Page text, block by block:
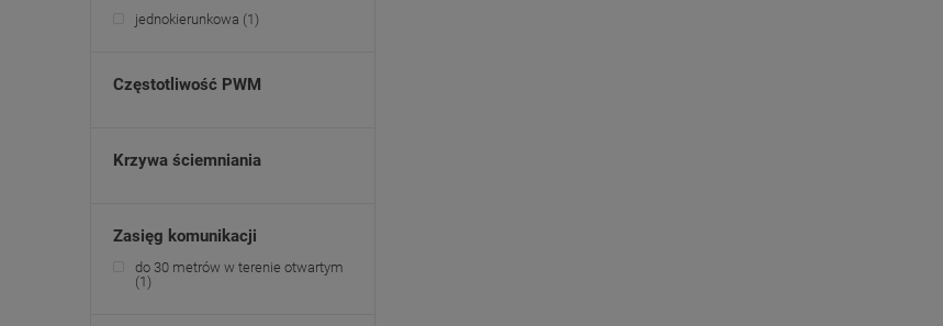
jednokierunkowa (1)
Częstotliwość PWM
Krzywa ściemniania
Zasięg komunikacji
do 30 metrów w terenie otwartym
(1)